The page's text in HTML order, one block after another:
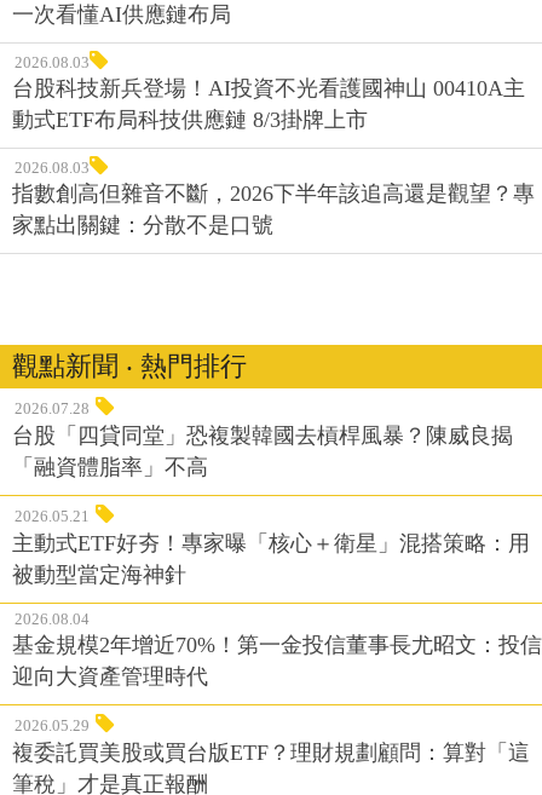
一次看懂AI供應鏈布局
2026.08.03
台股科技新兵登場！AI投資不光看護國神山 00410A主
動式ETF布局科技供應鏈 8/3掛牌上市
2026.08.03
指數創高但雜音不斷，2026下半年該追高還是觀望？專
家點出關鍵：分散不是口號
觀點新聞 ‧ 熱門排行
2026.07.28
台股「四貸同堂」恐複製韓國去槓桿風暴？陳威良揭
「融資體脂率」不高
2026.05.21
主動式ETF好夯！專家曝「核心＋衛星」混搭策略：用
被動型當定海神針
2026.08.04
基金規模2年增近70%！第一金投信董事長尤昭文：投信
迎向大資產管理時代
2026.05.29
複委託買美股或買台版ETF？理財規劃顧問：算對「這
筆稅」才是真正報酬